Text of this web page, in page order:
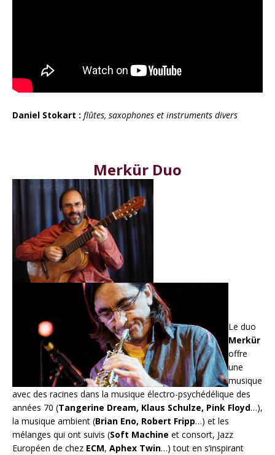
Daniel Stokart : flûtes, saxophones et instruments divers
Merkür Duo
Le duo
Merkür
offre
une
musique
avec des racines dans la musique électro-psychédélique des
années 70 (Tangerine Dream, Klaus Schulze, Pink Floyd…),
la musique ambient (Brian Eno, Robert Fripp…) et les
mélanges qui ont suivis (Soft Machine et consort, Jazz
Européen de chez ECM, Aphex Twin…) tout en s’inspirant